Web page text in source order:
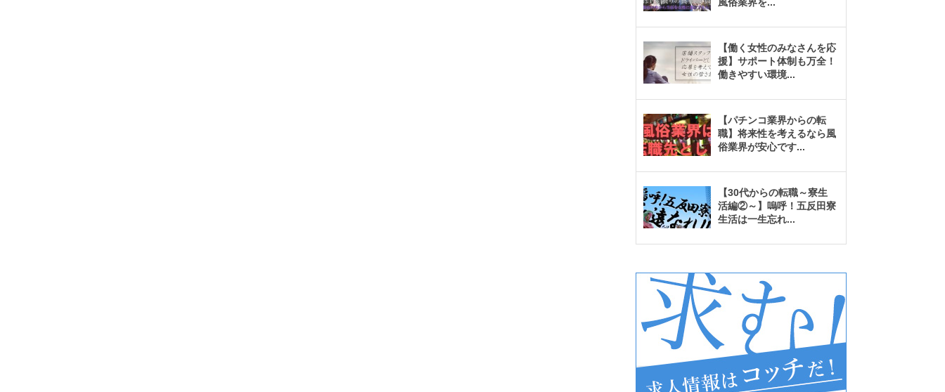
【働く女性のみなさんを応
援】サポート体制も万全！
働きやすい環境...
【パチンコ業界からの転
職】将来性を考えるなら風
俗業界が安心です...
【30代からの転職～寮生
活編②～】嗚呼！五反田寮
生活は一生忘れ...